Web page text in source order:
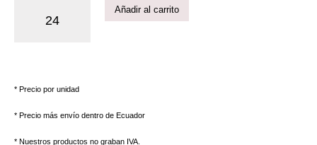
Añadir al carrito
* Precio por unidad
* Precio más envío dentro de Ecuador
* Nuestros productos no graban IVA.